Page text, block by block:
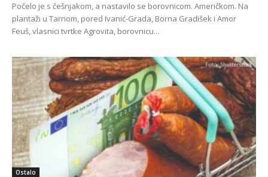
Počelo je s češnjakom, a nastavilo se borovnicom. Američkom. Na
plantaži u Tarnom, pored Ivanić-Grada, Borna Gradišek i Amor
Feuš, vlasnici tvrtke Agrovita, borovnicu...
Ostalo